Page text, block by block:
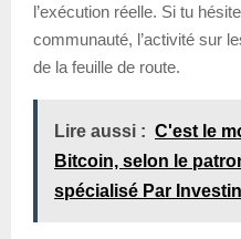
l’exécution réelle. Si tu
communauté, l’activité sur
de la feuille de route.
Lire aussi : C'est le
Bitcoin, selon le
spécialisé Par